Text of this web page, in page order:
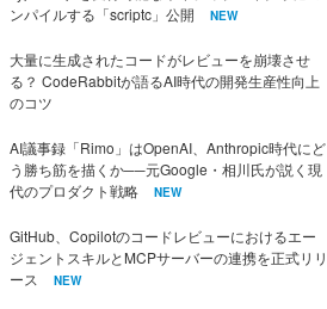
ンパイルする「scriptc」公開
NEW
大量に生成されたコードがレビューを崩壊させ
る？ CodeRabbitが語るAI時代の開発生産性向上
のコツ
AI議事録「Rimo」はOpenAI、Anthropic時代にど
う勝ち筋を描くか──元Google・相川氏が説く現
代のプロダクト戦略
NEW
GitHub、Copilotのコードレビューにおけるエー
ジェントスキルとMCPサーバーの連携を正式リリ
ース
NEW